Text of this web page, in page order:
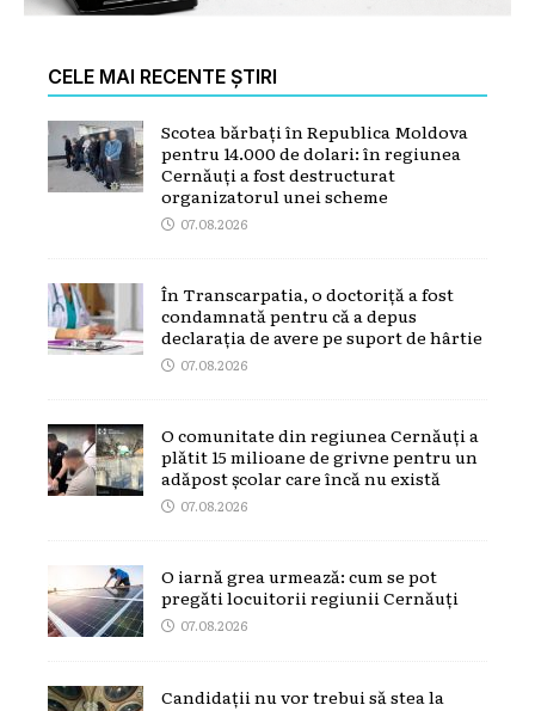
CELE MAI RECENTE ȘTIRI
Scotea bărbați în Republica Moldova
pentru 14.000 de dolari: în regiunea
Cernăuți a fost destructurat
organizatorul unei scheme
07.08.2026
În Transcarpatia, o doctoriță a fost
condamnată pentru că a depus
declarația de avere pe suport de hârtie
07.08.2026
O comunitate din regiunea Cernăuți a
plătit 15 milioane de grivne pentru un
adăpost școlar care încă nu există
07.08.2026
O iarnă grea urmează: cum se pot
pregăti locuitorii regiunii Cernăuți
07.08.2026
Candidații nu vor trebui să stea la